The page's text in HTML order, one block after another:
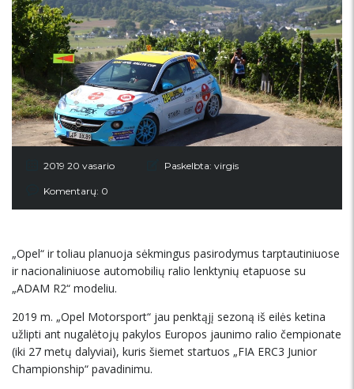
2019 20 vasario Paskelbta: virgis
Komentarų: 0
„Opel“ ir toliau planuoja sėkmingus pasirodymus tarptautiniuose
ir nacionaliniuose automobilių ralio lenktynių etapuose su
„ADAM R2“ modeliu.
2019 m. „Opel Motorsport“ jau penktąjį sezoną iš eilės ketina
užlipti ant nugalėtojų pakylos Europos jaunimo ralio čempionate
(iki 27 metų dalyviai), kuris šiemet startuos „FIA ERC3 Junior
Championship“ pavadinimu.